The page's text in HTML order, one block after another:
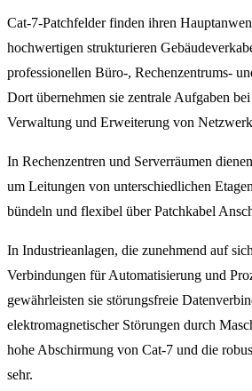
Cat-7-Patchfelder finden ihren
hochwertigen strukturieren
professionellen Büro-, Rechenzentrums-
Dort übernehmen sie zentrale Aufgaben
Verwaltung und Erweiterung von
In Rechenzentren und Serverräumen
um Leitungen von unterschiedlichen
bündeln und flexibel über Patchkabel
In Industrieanlagen, die zunehmend auf
Verbindungen für Automatisierung und
gewährleisten sie störungsfreie
elektromagnetischer Störungen durch
hohe Abschirmung von Cat-7 und die
sehr.